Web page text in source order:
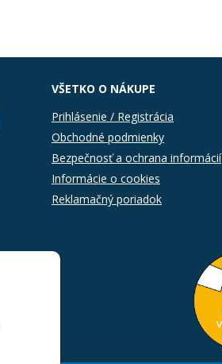
VŠETKO O NÁKUPE
Prihlásenie / Registrácia
Obchodné podmienky
Bezpečnosť a ochrana informácií
Informácie o cookies
Reklamačný poriadok